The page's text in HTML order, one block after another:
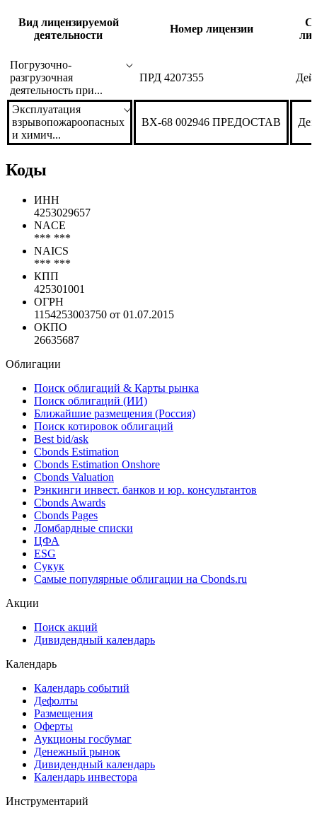
Вид лицензируемой
деятельности
Номер лицензии
Погрузочно-
разгрузочная
деятельность при...
ПРД 4207355
Эксплуатация
взрывопожароопасных
и химич...
ВХ-68 002946 ПРЕДОСТАВ
Коды
ИНН
4253029657
NACE
*** ***
NAICS
*** ***
КПП
425301001
ОГРН
1154253003750 от 01.07.2015
ОКПО
26635687
Облигации
Поиск облигаций & Карты рынка
Поиск облигаций (ИИ)
Ближайшие размещения (Россия)
Поиск котировок облигаций
Best bid/ask
Cbonds Estimation
Cbonds Estimation Onshore
Cbonds Valuation
Рэнкинги инвест. банков и юр. консультантов
Cbonds Awards
Cbonds Pages
Ломбардные списки
ЦФА
ESG
Сукук
Самые популярные облигации на Cbonds.ru
Акции
Поиск акций
Дивидендный календарь
Календарь
Календарь событий
Дефолты
Размещения
Оферты
Аукционы госбумаг
Денежный рынок
Дивидендный календарь
Календарь инвестора
Инструментарий